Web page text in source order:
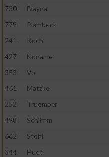
730
Biayna
779
Plambeck
241
Koch
427
Noname
353
Vo
461
Matzke
252
Truemper
498
Schlimm
662
Stohl
344
Huet